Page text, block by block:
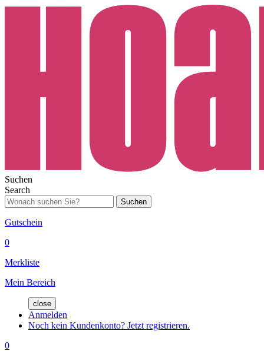
Suchen
Search
Suchen
Gutschein
0
Merkliste
Mein Bereich
close
Anmelden
Noch kein Kundenkonto? Jetzt registrieren.
0